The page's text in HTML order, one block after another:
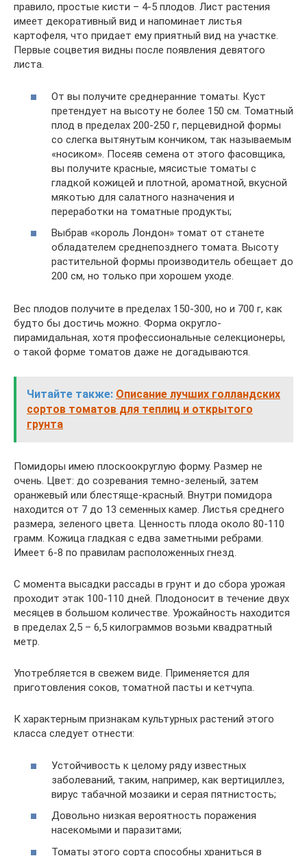
правило, простые кисти – 4-5 плодов. Лист растения
имеет декоративный вид и напоминает листья
картофеля, что придает ему приятный вид на участке.
Первые соцветия видны после появления девятого
листа.
От вы получите среднеранние томаты. Куст
претендует на высоту не более 150 см. Томатный
плод в пределах 200-250 г, перцевидной формы
со слегка вытянутым кончиком, так называемым
«носиком». Посеяв семена от этого фасовщика,
вы получите красные, мясистые томаты с
гладкой кожицей и плотной, ароматной, вкусной
мякотью для салатного назначения и
переработки на томатные продукты;
Выбрав «король Лондон» томат от станете
обладателем среднепозднего томата. Высоту
растительной формы производитель обещает до
200 см, но только при хорошем уходе.
Вес плодов получите в пределах 150-300, но и 700 г, как
будто бы достичь можно. Форма округло-
пирамидальная, хотя профессиональные селекционеры,
о такой форме томатов даже не догадываются.
Читайте также: Описание лучших голландских
сортов томатов для теплиц и открытого
грунта
Помидоры имею плоскоокруглую форму. Размер не
очень. Цвет: до созревания темно-зеленый, затем
оранжевый или блестяще-красный. Внутри помидора
находится от 7 до 13 семенных камер. Листья среднего
размера, зеленого цвета. Ценность плода около 80-110
грамм. Кожица гладкая с едва заметными ребрами.
Имеет 6-8 по правилам расположенных гнезд.
С момента высадки рассады в грунт и до сбора урожая
проходит этак 100-110 дней. Плодоносит в течение двух
месяцев в большом количестве. Урожайность находится
в пределах 2,5 – 6,5 килограммов возьми квадратный
метр.
Употребляется в свежем виде. Применяется для
приготовления соков, томатной пасты и кетчупа.
К характерным признакам культурных растений этого
класса следует отнести:
Устойчивость к целому ряду известных
заболеваний, таким, например, как вертициллез,
вирус табачной мозаики и серая пятнистость;
Довольно низкая вероятность поражения
насекомыми и паразитами;
Томаты этого сорта способны храниться в